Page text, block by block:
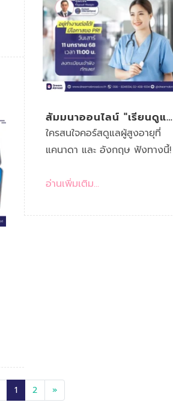
สัมมนาออนไลน์ "เรียนดูแล
ผู้สูงอายุ" ที่แคนาดาและ
อังกฤษ
ใครสนใจคอร์สดูแลผู้สูงอายุที่
แคนาดา และ อังกฤษ ฟังทางนี้!
อ่านเพิ่มเติม...
1 2 »